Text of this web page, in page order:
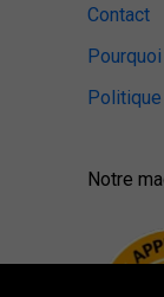
Contact
Notre